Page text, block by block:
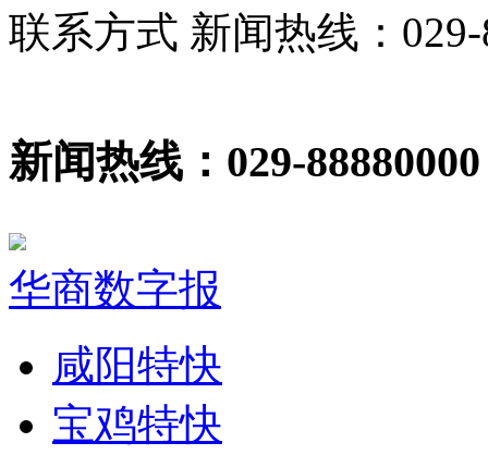
联系方式 新闻热线：029-
新闻热线：029-88880000
华商数字报
咸阳特快
宝鸡特快